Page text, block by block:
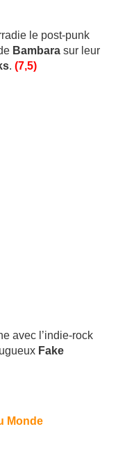
le post-punk
Bambara sur leur
. (7,5)
avec l’indie-rock
Fake
Monde